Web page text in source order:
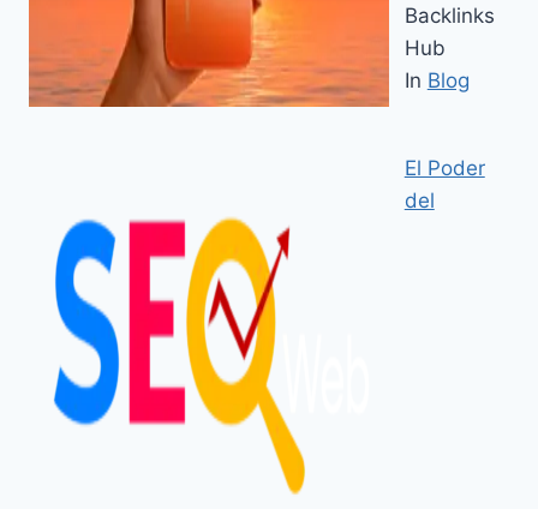
Backlinks
Hub
In Blog
El Poder
del